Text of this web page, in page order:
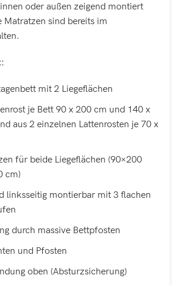
oder außen zeigend montiert
Matratzen sind bereits im
mit 2 Liegeflächen
je Bett 90 x 200 cm und 140 x
aus 2 einzelnen Lattenrosten je 70 x
für beide Liegeflächen (90×200
cm)
linksseitig montierbar mit 3 flachen
durch massive Bettpfosten
und Pfosten
oben (Absturzsicherung)